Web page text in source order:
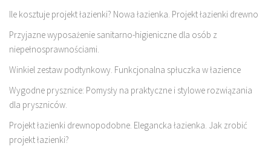
Ile kosztuje projekt łazienki? Nowa łazienka. Projekt łazienki drewno
Przyjazne wyposażenie sanitarno-higieniczne dla osób z
niepełnosprawnościami.
Winkiel zestaw podtynkowy. Funkcjonalna spłuczka w łazience
Wygodne prysznice: Pomysły na praktyczne i stylowe rozwiązania
dla pryszniców.
Projekt łazienki drewnopodobne. Elegancka łazienka. Jak zrobić
projekt łazienki?